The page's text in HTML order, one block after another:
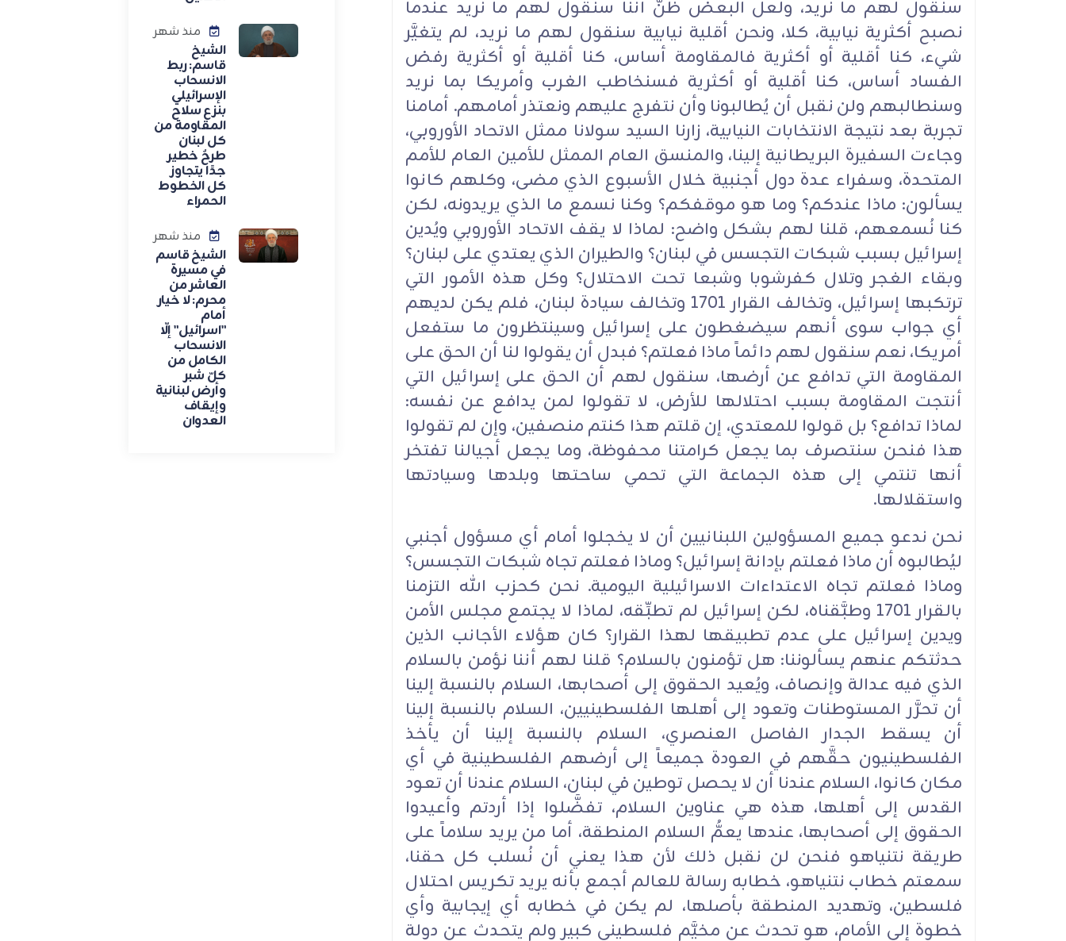
سنقول لهم ما نريد، ولعل البعض ظنَّ أننا سنقول لهم ما نريد عندما
نصبح أكثرية نيابية، كلا، ونحن أقلية نيابية سنقول لهم ما نريد، لم يتغيَّر
شيء، كنا أقلية أو أكثرية فالمقاومة أساس، كنا أقلية أو أكثرية رفض
الفساد أساس، كنا أقلية أو أكثرية فسنخاطب الغرب وأمريكا بما نريد
وسنطالبهم ولن نقبل أن يُطالبونا وأن نتفرج عليهم ونعتذر أمامهم. أمامنا
تجربة بعد نتيجة الانتخابات النيابية، زارنا السيد سولانا ممثل الاتحاد الأوروبي،
وجاءت السفيرة البريطانية إلينا، والمنسق العام الممثل للأمين العام للأمم
المتحدة، وسفراء عدة دول أجنبية خلال الأسبوع الذي مضى، وكلهم كانوا
يسألون: ماذا عندكم؟ وما هو موقفكم؟ وكنا نسمع ما الذي يريدونه، لكن
كنا نُسمعهم، قلنا لهم بشكل واضح: لماذا لا يقف الاتحاد الأوروبي ويُدين
إسرائيل بسبب شبكات التجسس في لبنان؟ والطيران الذي يعتدي على لبنان؟
وبقاء الغجر وتلال كفرشوبا وشبعا تحت الاحتلال؟ وكل هذه الأمور التي
ترتكبها إسرائيل، وتخالف القرار 1701 وتخالف سيادة لبنان، فلم يكن لديهم
أي جواب سوى أنهم سيضغطون على إسرائيل وسينتظرون ما ستفعل
أمريكا، نعم سنقول لهم دائماً ماذا فعلتم؟ فبدل أن يقولوا لنا أن الحق على
المقاومة التي تدافع عن أرضها، سنقول لهم أن الحق على إسرائيل التي
أنتجت المقاومة بسبب احتلالها للأرض، لا تقولوا لمن يدافع عن نفسه:
لماذا تدافع؟ بل قولوا للمعتدي، إن قلتم هذا كنتم منصفين، وإن لم تقولوا
هذا فنحن سنتصرف بما يجعل كرامتنا محفوظة، وما يجعل أجيالنا تفتخر
أنها تنتمي إلى هذه الجماعة التي تحمي ساحتها وبلدها وسيادتها
واستقلالها.
نحن ندعو جميع المسؤولين اللبنانيين أن لا يخجلوا أمام أي مسؤول أجنبي
ليُطالبوه أن ماذا فعلتم بإدانة إسرائيل؟ وماذا فعلتم تجاه شبكات التجسس؟
وماذا فعلتم تجاه الاعتداءات الاسرائيلية اليومية. نحن كحزب الله التزمنا
بالقرار 1701 وطبَّقناه، لكن إسرائيل لم تطبِّقه، لماذا لا يجتمع مجلس الأمن
ويدين إسرائيل على عدم تطبيقها لهذا القرار؟ كان هؤلاء الأجانب الذين
حدثتكم عنهم يسألوننا: هل تؤمنون بالسلام؟ قلنا لهم أننا نؤمن بالسلام
الذي فيه عدالة وإنصاف، ويُعيد الحقوق إلى أصحابها، السلام بالنسبة إلينا
أن تحرَّر المستوطنات وتعود إلى أهلها الفلسطينيين، السلام بالنسبة إلينا
أن يسقط الجدار الفاصل العنصري، السلام بالنسبة إلينا أن يأخذ
الفلسطينيون حقَّهم في العودة جميعاً إلى أرضهم الفلسطينية في أي
مكان كانوا، السلام عندنا أن لا يحصل توطين في لبنان، السلام عندنا أن تعود
القدس إلى أهلها، هذه هي عناوين السلام، تفضَّلوا إذا أردتم وأعيدوا
الحقوق إلى أصحابها، عندها يعمُّ السلام المنطقة، أما من يريد سلاماً على
طريقة نتنياهو فنحن لن نقبل ذلك لأن هذا يعني أن نُسلب كل حقنا،
سمعتم خطاب نتنياهو، خطابه رسالة للعالم أجمع بأنه يريد تكريس احتلال
فلسطين، وتهديد المنطقة بأصلها، لم يكن في خطابه أي إيجابية وأي
خطوة إلى الأمام، هو تحدث عن مخيَّم فلسطيني كبير ولم يتحدث عن دولة
منذ شهر
الشيخ
قاسم: ربط
الانسحاب
الإسرائيلي
بنزع سلاح
المقاومة من
كل لبنان
طرحٌ خطير
جدًا يتجاوز
كل الخطوط
الحمراء
منذ شهر
الشيخ قاسم
في مسيرة
العاشر من
محرم: لا خيار
أمام
"اسرائيل" إلّا
الانسحاب
الكامل من
كلّ شبر
وأرض لبنانية
وإيقاف
العدوان